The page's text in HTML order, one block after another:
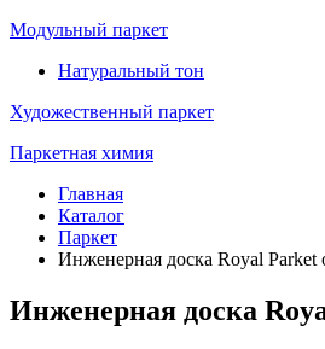
Модульный паркет
Натуральный тон
Художественный паркет
Паркетная химия
Главная
Каталог
Паркет
Инженерная доска Royal
Инженерная доска